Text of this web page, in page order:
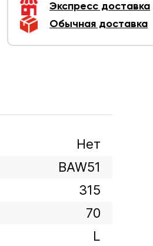
Экспресс доставка
Обычная доставка
Нет
BAW51
315
70
L